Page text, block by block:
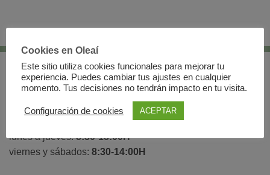
C/Repullete 51 Bajo, Beas de Segura.
23280. Jaén.
636 55 91 97 - 600 83 22 23
lunes a jueves:8:30-18:00H
viernes y sábados: 8:30-14:00H
Cookies en Oleaí
Este sitio utiliza cookies funcionales para mejorar tu
experiencia. Puedes cambiar tus ajustes en cualquier
momento. Tus decisiones no tendrán impacto en tu visita.
Configuración de cookies ACEPTAR